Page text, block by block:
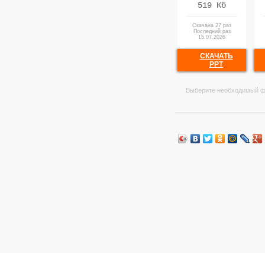
519 Кб
Скачана 27 раз
Последний раз
15.07.2026
СКАЧАТЬ
PPT
Выберите необходимый